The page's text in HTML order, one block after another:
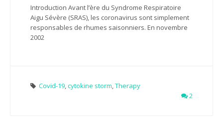
Introduction Avant l’ère du Syndrome Respiratoire
Aigu Sévère (SRAS), les coronavirus sont simplement
responsables de rhumes saisonniers. En novembre
2002
Covid-19 cytokine storm Therapy
2